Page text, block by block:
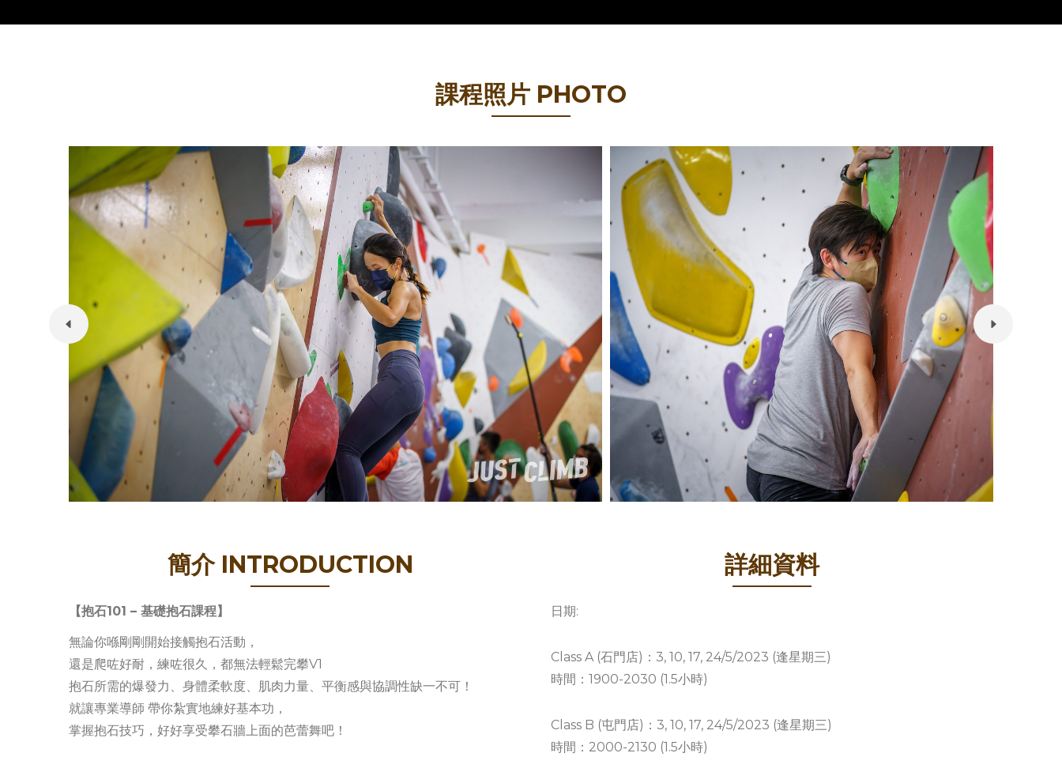
課程照片 PHOTO
簡介 INTRODUCTION
【抱石101 – 基礎抱石課程】
無論你喺剛剛開始接觸抱石活動，
還是爬咗好耐，練咗很久，都無法輕鬆完攀V1
抱石所需的爆發力、身體柔軟度、肌肉力量、平衡感與協調性缺一不可！
就讓專業導師 帶你紮實地練好基本功，
掌握抱石技巧，好好享受攀石牆上面的芭蕾舞吧！
詳細資料
日期:
Class A (石門店)：3, 10, 17, 24/5/2023 (逢星期三)
時間：1900-2030 (1.5小時)
Class B (屯門店)：3, 10, 17, 24/5/2023 (逢星期三)
時間：2000-2130 (1.5小時)